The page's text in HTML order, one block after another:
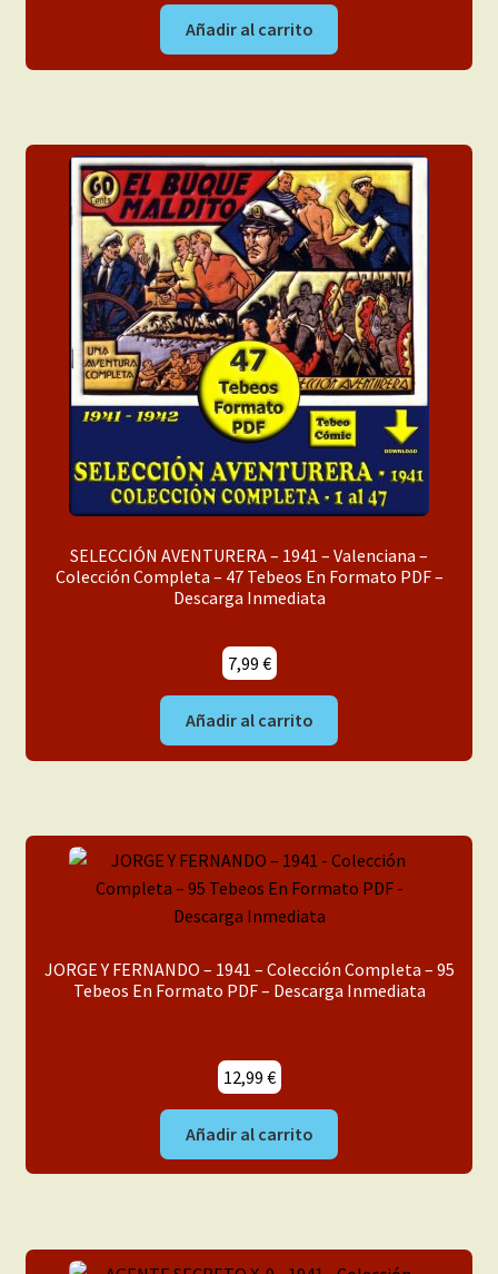
Añadir al carrito
SELECCIÓN AVENTURERA – 1941 – Valenciana –
Colección Completa – 47 Tebeos En Formato PDF –
Descarga Inmediata
7,99 €
Añadir al carrito
JORGE Y FERNANDO – 1941 – Colección Completa – 95
Tebeos En Formato PDF – Descarga Inmediata
12,99 €
Añadir al carrito